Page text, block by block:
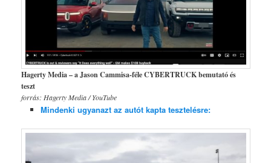
Hagerty Media – a Jason Cammisa-féle CYBERTRUCK bemutató és
teszt
forrás: Hagerty Media / YouTube
Mindenki ugyanazt az autót kapta tesztelésre: